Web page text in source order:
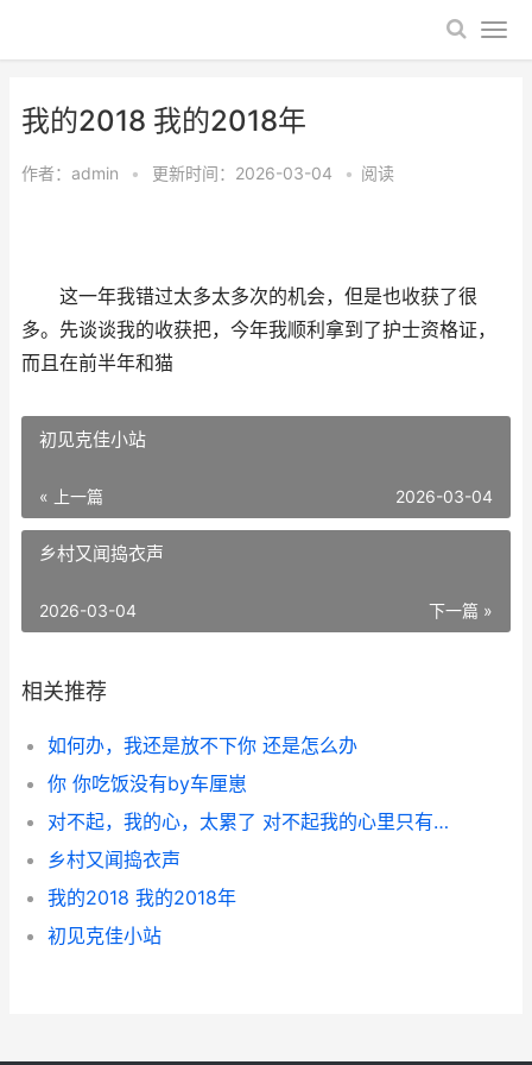
我的2018 我的2018年
作者： admin • 更新时间：2026-03-04 • 阅读
这一年我错过太多太多次的机会，但是也收获了很
多。先谈谈我的收获把，今年我顺利拿到了护士资格证，
而且在前半年和猫
初见克佳小站
« 上一篇 2026-03-04
乡村又闻捣衣声
下一篇 »
2026-03-04
相关推荐
如何办，我还是放不下你 还是怎么办
你 你吃饭没有by车厘崽
对不起，我的心，太累了 对不起我的心里只有党图片
乡村又闻捣衣声
我的2018 我的2018年
初见克佳小站